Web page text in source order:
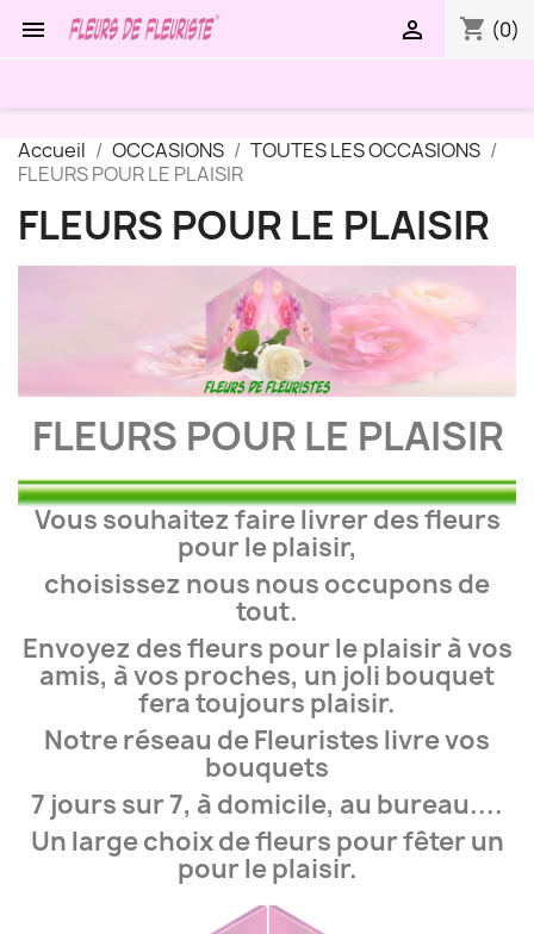
 shopping_cart (0)

Accueil OCCASIONS
TOUTES LES OCCASIONS
FLEURS POUR LE PLAISIR
FLEURS POUR LE PLAISIR
FLEURS POUR LE PLAISIR
Vous souhaitez faire livrer des fleurs
pour le plaisir,
choisissez nous nous occupons de
tout.
Envoyez des fleurs pour le plaisir à vos
amis, à vos proches, un joli bouquet
fera toujours plaisir.
Notre réseau de Fleuristes livre vos
bouquets
7 jours sur 7, à domicile, au bureau....
Un large choix de fleurs pour fêter un
pour le plaisir.